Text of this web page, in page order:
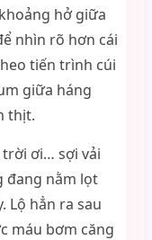
hở giữa
nhìn rõ hơn cái
tiến trình cúi
giữa háng
thịt.
ơi… sợi vải
đang nằm lọt
Lộ hẳn ra sau
máu bơm căng